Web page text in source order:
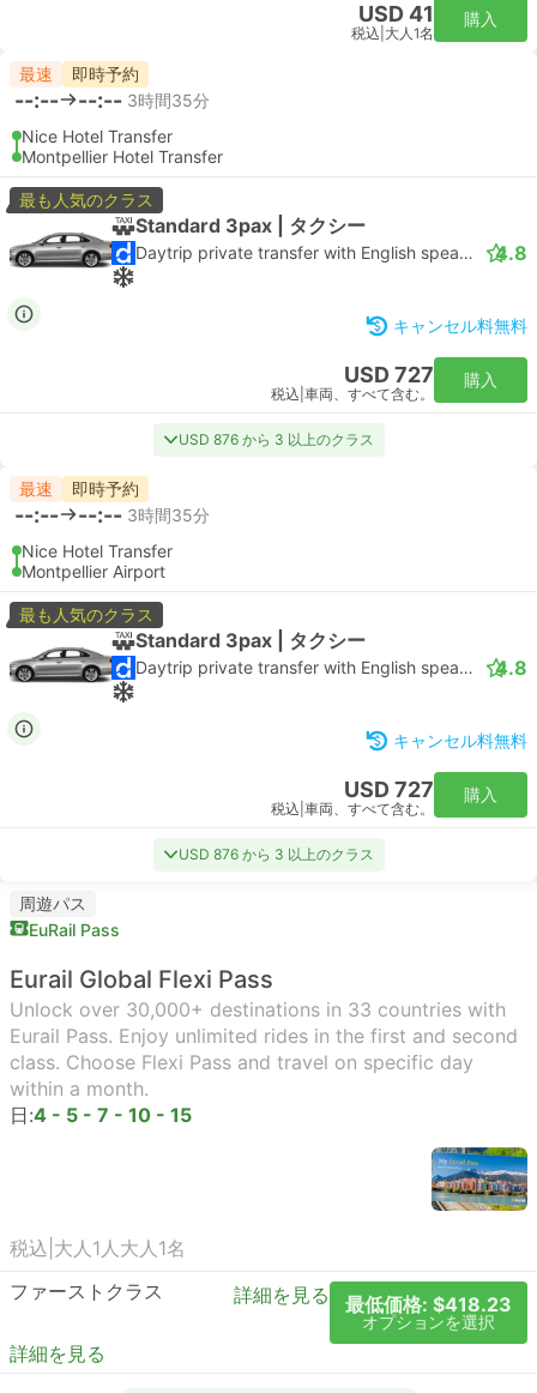
USD 41
税込 大人1名
購入
最速 即時予約
--:-- --:-- 3時間35分
Nice Hotel Transfer
Montpellier Hotel Transfer
最も人気のクラス
Standard 3pax | タクシー
Daytrip private transfer with English speaking driver 4.8
キャンセル料無料
USD 727
税込 車両、すべて含む。
購入
USD 876 から 3 以上のクラス
最速 即時予約
--:-- --:-- 3時間35分
Nice Hotel Transfer
Montpellier Airport
最も人気のクラス
Standard 3pax | タクシー
Daytrip private transfer with English speaking driver 4.8
キャンセル料無料
USD 727
税込 車両、すべて含む。
購入
USD 876 から 3 以上のクラス
周遊パス
EuRail Pass
Eurail Global Flexi Pass
Unlock over 30,000+ destinations in 33 countries with
Eurail Pass. Enjoy unlimited rides in the first and second
class. Choose Flexi Pass and travel on specific day
within a month.
日:4 - 5 - 7 - 10 - 15
税込 大人1人 大人1名
ファーストクラス
詳細を見る 最低価格: $418.23
オプションを選択
詳細を見る